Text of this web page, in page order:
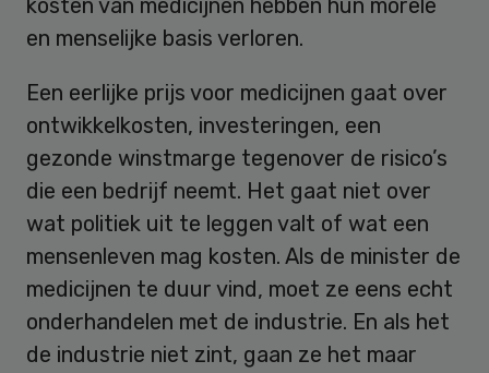
kosten van medicijnen hebben hun morele
en menselijke basis verloren.
Een eerlijke prijs voor medicijnen gaat over
ontwikkelkosten, investeringen, een
gezonde winstmarge tegenover de risico’s
die een bedrijf neemt. Het gaat niet over
wat politiek uit te leggen valt of wat een
mensenleven mag kosten. Als de minister de
medicijnen te duur vind, moet ze eens echt
onderhandelen met de industrie. En als het
de industrie niet zint, gaan ze het maar